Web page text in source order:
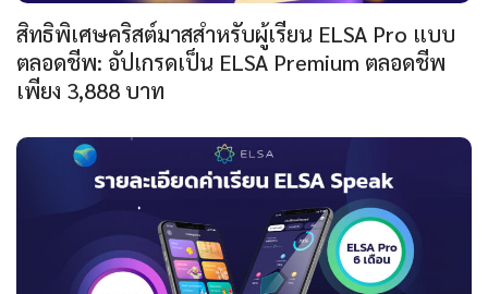
สิทธิพิเศษคริสต์มาสสำหรับผู้เรียน ELSA Pro แบบ
ตลอดชีพ: อัปเกรดเป็น ELSA Premium ตลอดชีพ
เพียง 3,888 บาท